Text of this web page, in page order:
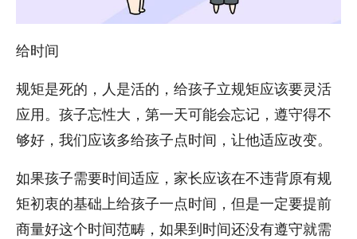
给时间
规矩是死的，人是活的，给孩子立规矩应该要灵活
应用。孩子忘性大，第一天可能会忘记，遵守得不
够好，我们应该多给孩子点时间，让他适应改变。
如果孩子需要时间适应，家长应该在不违背原有规
矩初衷的基础上给孩子一点时间，但是一定要提前
商量好这个时间范畴，如果到时间还没有遵守就需